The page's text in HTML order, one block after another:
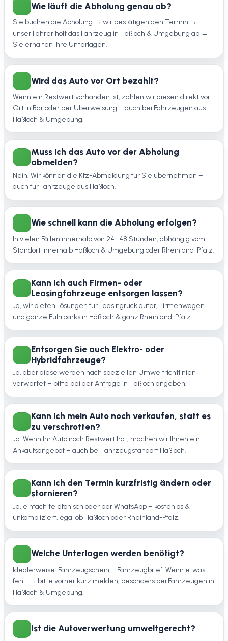
Wie läuft die Abholung genau ab?
Sie buchen die Abholung → wir bestätigen den Termin →
unser Fahrer holt das Fahrzeug in Haßloch & Umgebung ab →
Sie erhalten Ihre Unterlagen.
Wird das Auto vor Ort bezahlt?
Wenn ein Restwert vorhanden ist, zahlen wir diesen direkt vor
Ort in Bar oder per Überweisung – auch bei Fahrzeugen aus
Haßloch & Umgebung.
Muss ich das Auto vor der Abholung
abmelden?
Nein. Wir können die Kfz-Abmeldung für Sie übernehmen –
auch für Fahrzeuge aus Haßloch.
Wie schnell kann die Abholung erfolgen?
In vielen Fällen innerhalb von 24–48 Stunden, abhängig vom
Standort innerhalb Haßloch & Umgebung oder Rheinland-Pfalz.
Kann ich auch Firmen- oder
Leasingfahrzeuge entsorgen lassen?
Ja, wir bieten Lösungen für Leasingrückläufer, Firmenwagen
und ganze Fuhrparks in Haßloch & ganz Rheinland-Pfalz.
Entsorgen Sie auch Elektro- oder
Hybridfahrzeuge?
Ja, aber diese werden nach speziellen Umweltrichtlinien
verwertet – bitte bei der Anfrage in Haßloch angeben.
Kann ich mein Auto noch verkaufen, statt es
zu verschrotten?
Ja. Wenn Ihr Auto noch Restwert hat, machen wir Ihnen ein
Ankaufsangebot – auch bei Fahrzeugstandort Haßloch.
Kann ich den Termin kurzfristig ändern oder
stornieren?
Ja, einfach telefonisch oder per WhatsApp – kostenlos &
unkompliziert, egal ob Haßloch oder Rheinland-Pfalz.
Welche Unterlagen werden benötigt?
Idealerweise: Fahrzeugschein + Fahrzeugbrief. Wenn etwas
fehlt → bitte vorher kurz melden, besonders bei Fahrzeugen in
Haßloch & Umgebung.
Ist die Autoverwertung umweltgerecht?